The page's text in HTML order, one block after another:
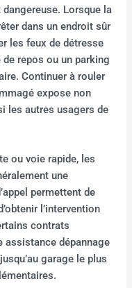
Lorsque la
dans un endroit sûr
les feux de détresse
repos ou un parking
Continuer à rouler
expose non
les autres usagers de
ou voie rapide, les
une
permettent de
l’intervention
contrats
assistance dépannage
garage le plus